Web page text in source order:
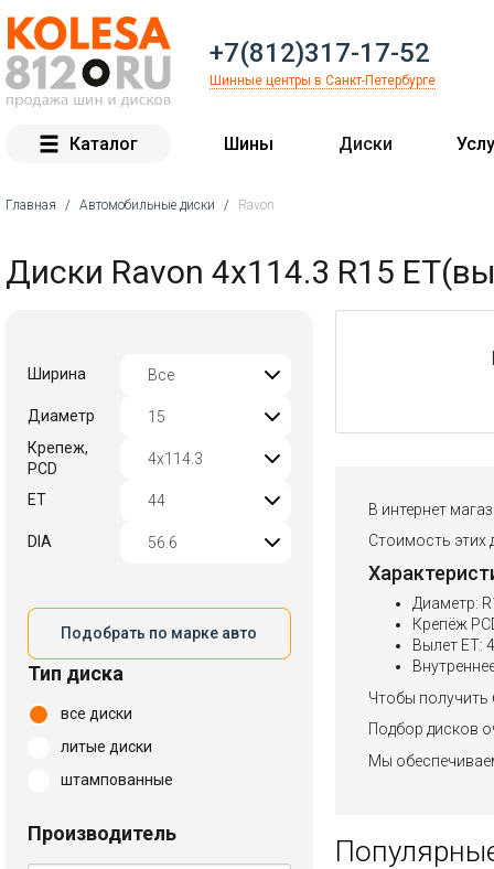
+7(812)317-17-52
Шинные центры в Санкт-Петербурге
Каталог Шины Диски
Главная / Автомобильные диски / Ravon
Диски Ravon 4x114.3 R15
Ширина
Диаметр
Крепеж,
PCD
ET
DIA
Подобрать по марке авто
Тип диска
все диски
литые диски
штампованные
Производитель
В интернет
Стоимость этих
Диаметр:
Крепёж
Вылет ET:
Чтобы получить
Подбор дисков
Мы